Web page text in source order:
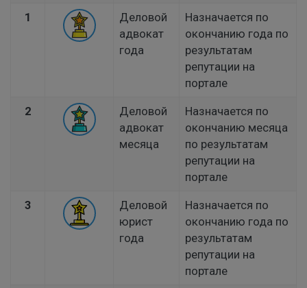
1
Деловой
адвокат
года
Назначается по
окончанию года по
результатам
репутации на
портале
2
Деловой
адвокат
месяца
Назначается по
окончанию месяца
по результатам
репутации на
портале
3
Деловой
юрист
года
Назначается по
окончанию года по
результатам
репутации на
портале